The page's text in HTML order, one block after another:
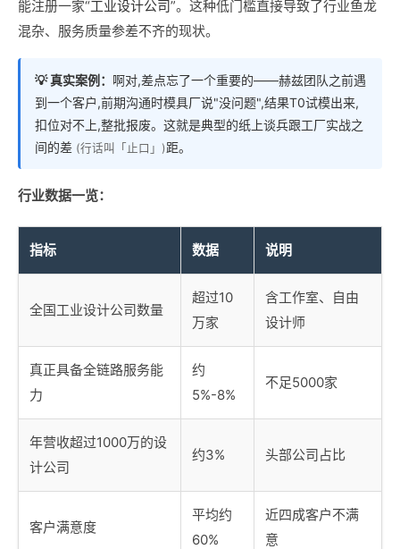
能注册一家“工业设计公司”。这种低门槛直接导致了行业鱼龙
混杂、服务质量参差不齐的现状。
💡 真实案例： 啊对,差点忘了一个重要的——赫兹团队之前遇
到一个客户,前期沟通时模具厂说"没问题",结果T0试模出来,
扣位对不上,整批报废。这就是典型的纸上谈兵跟工厂实战之
间的差 (行话叫「止口」)距。
行业数据一览：
指标 数据 说明
全国工业设计公司数量
超过10
万家
含工作室、自由
设计师
真正具备全链路服务能
力
约
5%-8%
不足5000家
年营收超过1000万的设
计公司
约3% 头部公司占比
客户满意度
平均约
60%
近四成客户不满
意